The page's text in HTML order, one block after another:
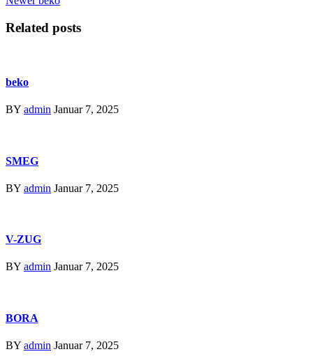
Related posts
beko
BY admin Januar 7, 2025
SMEG
BY admin Januar 7, 2025
V-ZUG
BY admin Januar 7, 2025
BORA
BY admin Januar 7, 2025